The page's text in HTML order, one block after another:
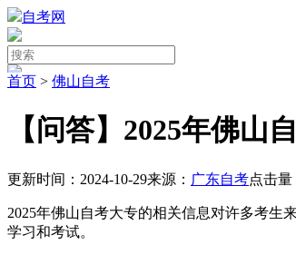
自考网
首页 > 佛山自考
【问答】2025年佛山
更新时间：2024-10-29来源： 广东自考点击量
2025年佛山自考大专的相关信息对许多考生
学习和考试。